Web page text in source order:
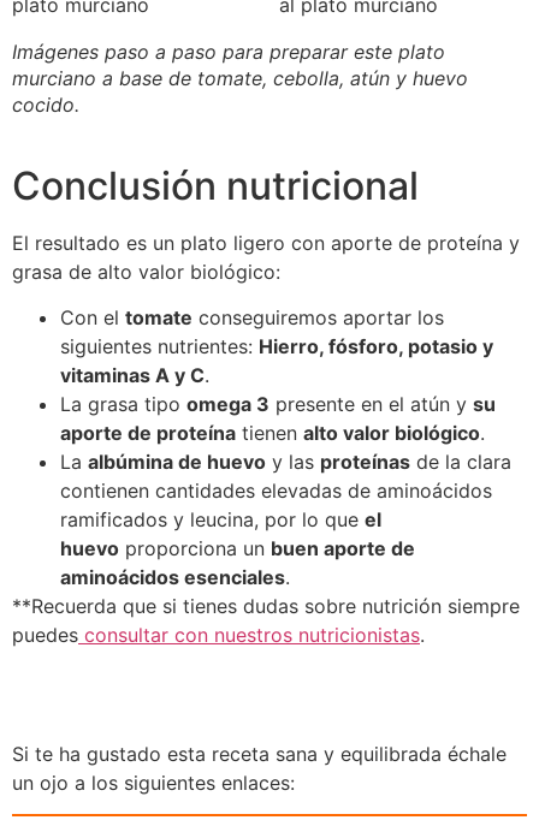
Imágenes paso a paso para preparar este plato
murciano a base de tomate, cebolla, atún y huevo
cocido.
Conclusión nutricional
El resultado es un plato ligero con aporte de proteína y
grasa de alto valor biológico:
Con el tomate conseguiremos aportar los
siguientes nutrientes: Hierro, fósforo, potasio y
vitaminas A y C.
La grasa tipo omega 3 presente en el atún y su
aporte de proteína tienen alto valor biológico.
La albúmina de huevo y las proteínas de la clara
contienen cantidades elevadas de aminoácidos
ramificados y leucina, por lo que el
huevo proporciona un buen aporte de
aminoácidos esenciales.
**Recuerda que si tienes dudas sobre nutrición siempre
puedes consultar con nuestros nutricionistas.
Si te ha gustado esta receta sana y equilibrada échale
un ojo a los siguientes enlaces: